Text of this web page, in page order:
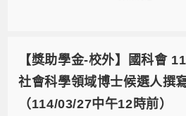
【獎助學金-校外】國科會
社會科學領域博士候選人撰
（114/03/27中午12時前）